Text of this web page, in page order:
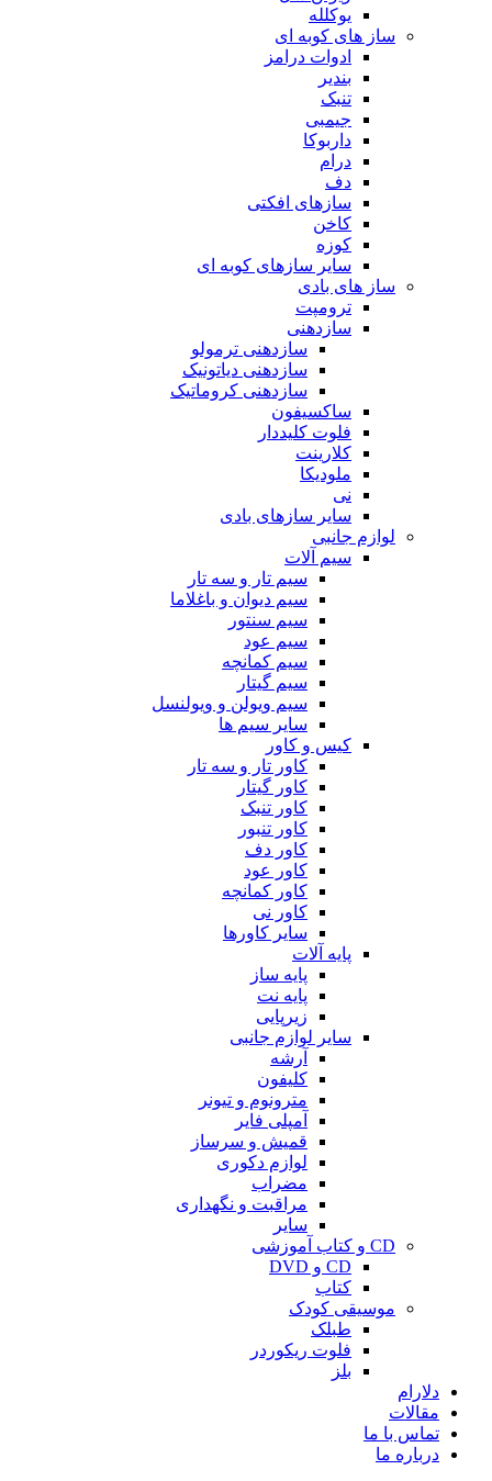
یوکلله
ساز های کوبه ای
ادوات درامز
بندیر
تنبک
جیمبی
داربوکا
درام
دف
سازهای افکتی
کاخن
کوزه
سایر سازهای کوبه ای
ساز های بادی
ترومپت
سازدهنی
سازدهنی ترمولو
سازدهنی دیاتونیک
سازدهنی کروماتیک
ساکسیفون
فلوت کلیددار
کلارینت
ملودیکا
نی
سایر سازهای بادی
لوازم جانبی
سیم آلات
سیم تار و سه تار
سیم دیوان و باغلاما
سیم سنتور
سیم عود
سیم کمانچه
سیم گیتار
سیم ویولن و ویولنسل
سایر سیم ها
کیس و کاور
کاور تار و سه تار
کاور گیتار
کاور تنبک
کاور تنبور
کاور دف
کاور عود
کاور کمانچه
کاور نی
سایر کاورها
پایه آلات
پایه ساز
پایه نت
زیرپایی
سایر لوازم جانبی
آرشه
کلیفون
مترونوم و تیونر
آمپلی فایر
قمیش و سرساز
لوازم دکوری
مضراب
مراقبت و نگهداری
سایر
CD و کتاب آموزشی
CD و DVD
کتاب
موسیقی کودک
طبلک
فلوت ریکوردر
بلز
دلارام
مقالات
تماس با ما
درباره ما